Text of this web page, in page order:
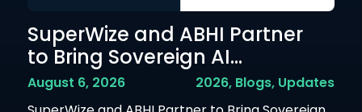
SuperWize and ABHI Partner
to Bring Sovereign AI...
August 6, 2026 2026, Blogs, Updates